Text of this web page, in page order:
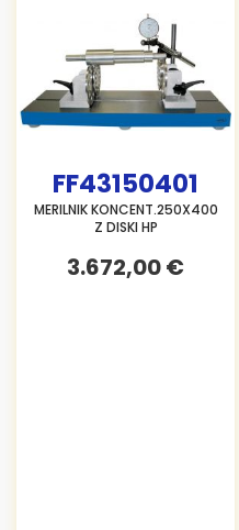
FF43150401
MERILNIK KONCENT.250X400
Z DISKI HP
3.672,00 €